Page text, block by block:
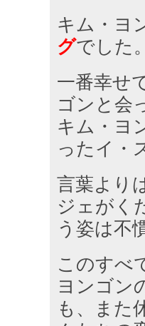
キム・ヨ
グでした。
一番幸せ
ゴンと会
キム・ヨ
ったイ・
言葉より
ジェがく
う姿は不
このすべ
ヨンゴン
も、また